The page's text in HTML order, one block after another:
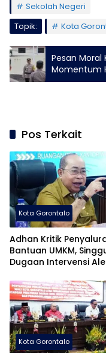
Sekolah Negeri
Topik:
Kota
Pesan
Momentum
Pos Terkait
Kota Gorontalo
Adhan Kritik
Bantuan UMKM,
Dugaan Intervensi
Kota Gorontalo